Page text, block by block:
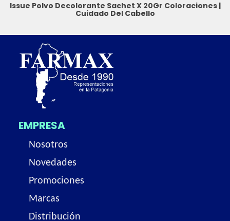
Issue Polvo Decolorante Sachet X 20Gr Coloraciones|
Cuidado Del Cabello
EMPRESA
Nosotros
Novedades
Promociones
Marcas
Distribución